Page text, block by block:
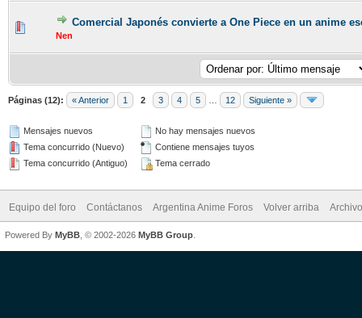
Comercial Japonés convierte a One Piece en un anime
Nen
Páginas (12): « Anterior 1 2 3 4 5 12 Siguiente »
Mensajes nuevos
Tema concurrido (Nuevo)
Tema concurrido (Antiguo)
No hay mensajes nuevos
Contiene mensajes tuyos
Tema cerrado
Equipo del foro Contáctanos Argentina Anime Foros Volver arriba
Powered By MyBB , © 2002-2026 MyBB Group